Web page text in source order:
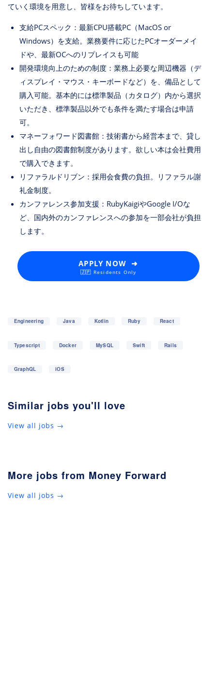
ていく環境を用意し、皆様をお待ちしています。
支給PCスペック：最新CPU搭載PC（MacOS or
Windows）を支給。業務要件に応じたPCオーダーメイ
ドや、最新OCへのリプレイスも可能
開発環境向上のための制度：業務上必要な周辺機器（デ
ィスプレイ・マウス・キーボードなど）を、備品として
購入可能。基本的には標準製品（カタログ）内から選択
いただき、標準製品以外でも条件を満たす場合は申請
可。
マネーフォワード図書館：技術書から経営本まで、貸し
出し自由の図書館制度があります。欲しい本は会社費用
で購入できます。
リファラルドリブン：採用会食費の負担。リファラル謝
礼金制度。
カンファレンス参加支援：RubyKaigiやGoogle I/Oな
ど、国内外のカンファレンスへの参加を一部会社が負担
します。
APPLY NOW ➜
🇯🇵 Residents Only
Engineering Java Kotlin Ruby React
Typescript Docker MySQL Swift Rails
GraphQL iOS
Similar jobs you'll love
View all jobs →
More jobs from Money Forward
View all jobs →